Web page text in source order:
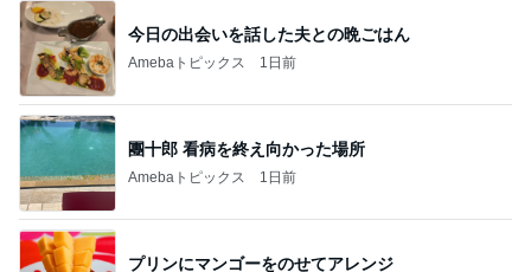
今日の出会いを話した夫との晩ごはん
Amebaトピックス 1日前
團十郎 看病を終え向かった場所
Amebaトピックス 1日前
プリンにマンゴーをのせてアレンジ